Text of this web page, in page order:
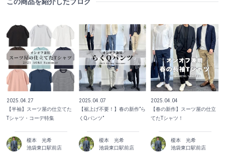
2025.04.27
【半袖】スーツ屋の仕立てた
Tシャツ・コーデ特集
榎本 光希
池袋東口駅前店
2025.04.07
【裾上げ不要！】春の新作”ら
くQパンツ”
榎本 光希
池袋東口駅前店
2025.04.04
【春の新作】スーツ屋の仕立
てたTシャツ！
榎本 光希
池袋東口駅前店